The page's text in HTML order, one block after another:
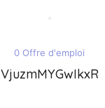
0 Offre d'emploi
VjuzmMYGwIkxR